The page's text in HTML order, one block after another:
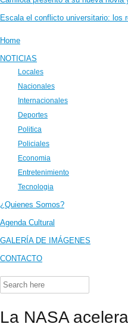
Escala el conflicto universitario: los
Home
NOTICIAS
Locales
Nacionales
Internacionales
Deportes
Politica
Policiales
Economia
Entretenimiento
Tecnologia
¿Quienes Somos?
Agenda Cultural
GALERÍA DE IMÁGENES
CONTACTO
Search
for:
La NASA